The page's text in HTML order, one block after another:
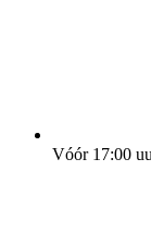
Vóór 17:00